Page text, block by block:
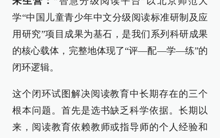
学“中国儿童青少年中文分级阅读标准研制及应
用研究”项目成果为基石，是我们系列科研成果
的核心载体，完整地体现了“评—配—学—练”的
闭环逻辑。
这个闭环试图解决阅读教育中长期存在的三个
根本问题。首先是选书缺乏科学依据。长期以
来，阅读教育依赖教师或指导师的个人经验和